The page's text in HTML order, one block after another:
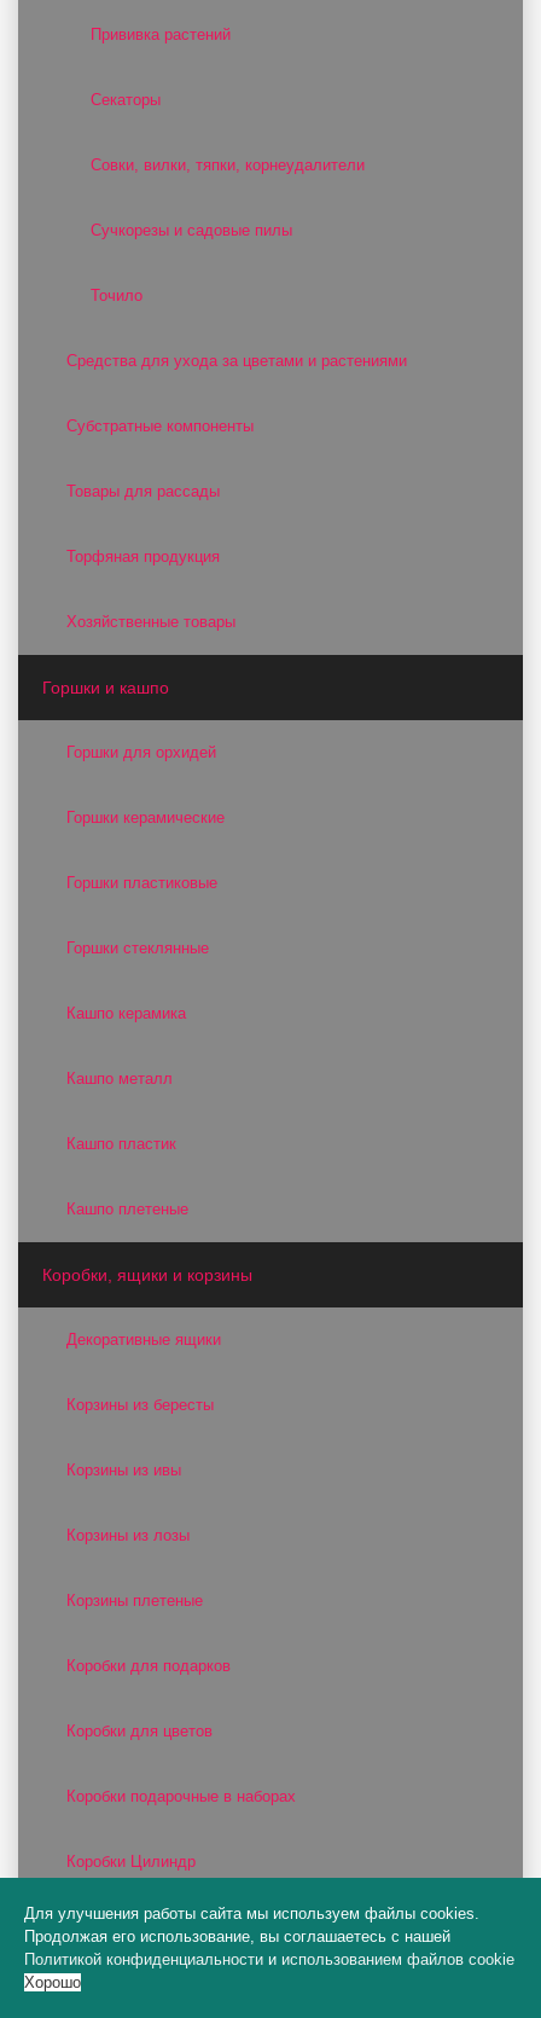
Прививка растений
Секаторы
Совки, вилки, тяпки, корнеудалители
Сучкорезы и садовые пилы
Точило
Средства для ухода за цветами и растениями
Субстратные компоненты
Товары для рассады
Торфяная продукция
Хозяйственные товары
Горшки и кашпо
Горшки для орхидей
Горшки керамические
Горшки пластиковые
Горшки стеклянные
Кашпо керамика
Кашпо металл
Кашпо пластик
Кашпо плетеные
Коробки, ящики и корзины
Декоративные ящики
Корзины из бересты
Корзины из ивы
Корзины из лозы
Корзины плетеные
Коробки для подарков
Коробки для цветов
Коробки подарочные в наборах
Коробки Цилиндр
Сумочки бумажные
Сумочки пластиковые
Для улучшения работы сайта мы используем файлы cookies.
Продолжая его использование, вы соглашаетесь с нашей
Политикой конфиденциальности и использованием файлов cookie
Хорошо